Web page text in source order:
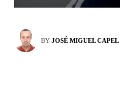
BY JOSÉ MIGUEL